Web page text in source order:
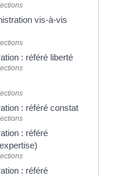
vis-à-vis
: référé liberté
: référé constat
: référé
: référé